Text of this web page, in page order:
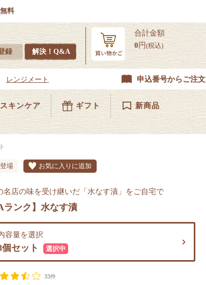
料
録 解決！Q&A
合計金額
0円(税込)
申込番号からご注文
キンケア ギフト 新商品
場 お気に入りに追加
名店の味を受け継いだ「水なす漬」をご自宅で
Aランク】水なす漬
容量を選択
個セット 選択中
33件